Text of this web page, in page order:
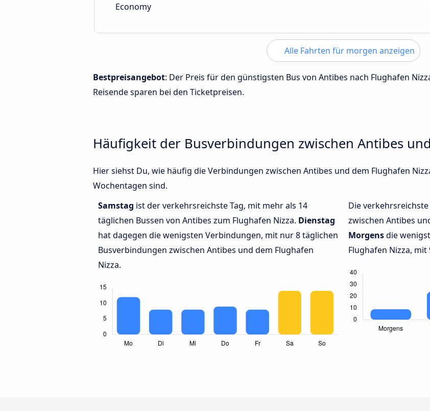
Economy
Alle Fahrten für morgen anzeigen
Bestpreisangebot: Der Preis für den günstigsten Bus von Antibes nach Flughafen
Reisende sparen bei den Ticketpreisen.
Häufigkeit der Busverbindungen zwischen Antibes
Hier siehst Du, wie häufig die Verbindungen zwischen Antibes und dem Flughafen
Wochentagen sind.
Samstag ist der verkehrsreichste Tag, mit mehr als 14
täglichen Bussen von Antibes zum Flughafen Nizza. Dienstag
hat dagegen die wenigsten Verbindungen, mit nur 8 täglichen
Busverbindungen zwischen Antibes und dem Flughafen
Nizza.
Die
zwischen Antibes
Morgensdie
Flughafen Nizza, mit